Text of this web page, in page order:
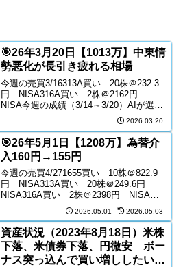
🎯26年3月20日【1013万】中東情
勢悪化が長引き疲れる相場
今週の売買3/16313A買い 20株＠232.3
円 NISA316A買い 2株＠2162円
NISA今週の成績（3/14～3/20）AIが選ん
だ今週の株式市場のトピックス３つで
す。中東情勢の悪化によるリスクオフ拡
大 中東地域での緊張が急速...
2026.03.20
🎯26年5月1日【1208万】為替介
入160円→155円
今週の売買4/271655買い 10株＠822.9
円 NISA313A買い 20株＠249.6円
NISA316A買い 2株＠2398円 NISA🚗
5200円 → NASDAQ1004/28デンソー
買い 100株＠1834.8円 NISA4...
2026.05.01 2026.05.03
資産状況（2023年8月18日）米株
下落、米債券下落、円微安 ボー
ナス突っ込んで買い増ししたい